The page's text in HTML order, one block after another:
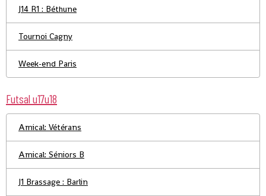
J14 R1 : Béthune
Tournoi Cagny
Week-end Paris
Futsal u17u18
Amical: Vétérans
Amical: Séniors B
J1 Brassage : Barlin